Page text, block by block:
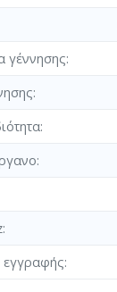
γέννησης